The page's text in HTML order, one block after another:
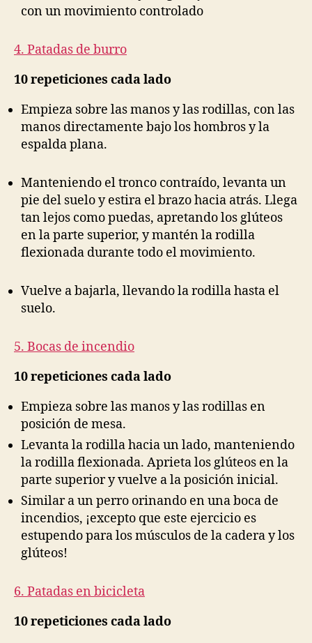
con un movimiento controlado
4. Patadas de burro
10 repeticiones cada lado
Empieza sobre las manos y las rodillas, con las
manos directamente bajo los hombros y la
espalda plana.
Manteniendo el tronco contraído, levanta un
pie del suelo y estira el brazo hacia atrás. Llega
tan lejos como puedas, apretando los glúteos
en la parte superior, y mantén la rodilla
flexionada durante todo el movimiento.
Vuelve a bajarla, llevando la rodilla hasta el
suelo.
5. Bocas de incendio
10 repeticiones cada lado
Empieza sobre las manos y las rodillas en
posición de mesa.
Levanta la rodilla hacia un lado, manteniendo
la rodilla flexionada. Aprieta los glúteos en la
parte superior y vuelve a la posición inicial.
Similar a un perro orinando en una boca de
incendios, ¡excepto que este ejercicio es
estupendo para los músculos de la cadera y los
glúteos!
6. Patadas en bicicleta
10 repeticiones cada lado